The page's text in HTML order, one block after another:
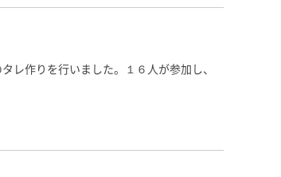
レ作りを行いました。１６人が参加し、